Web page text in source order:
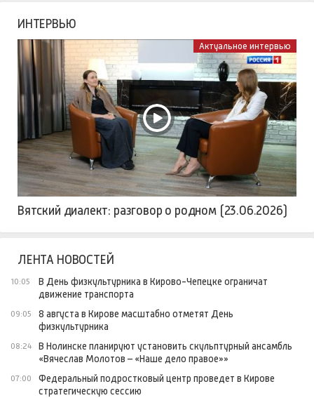
ИНТЕРВЬЮ
Актуальное интервью
Вятский диалект: разговор о родном (23.06.2026)
ЛЕНТА НОВОСТЕЙ
10:05
В День физкультурника в Кирово-Чепецке ограничат
движение транспорта
09:05
8 августа в Кирове масштабно отметят День
физкультурника
08:24
В Нолинске планируют установить скульптурный ансамбль
«Вячеслав Молотов – «Наше дело правое»»
07:00
Федеральный подростковый центр проведет в Кирове
стратегическую сессию